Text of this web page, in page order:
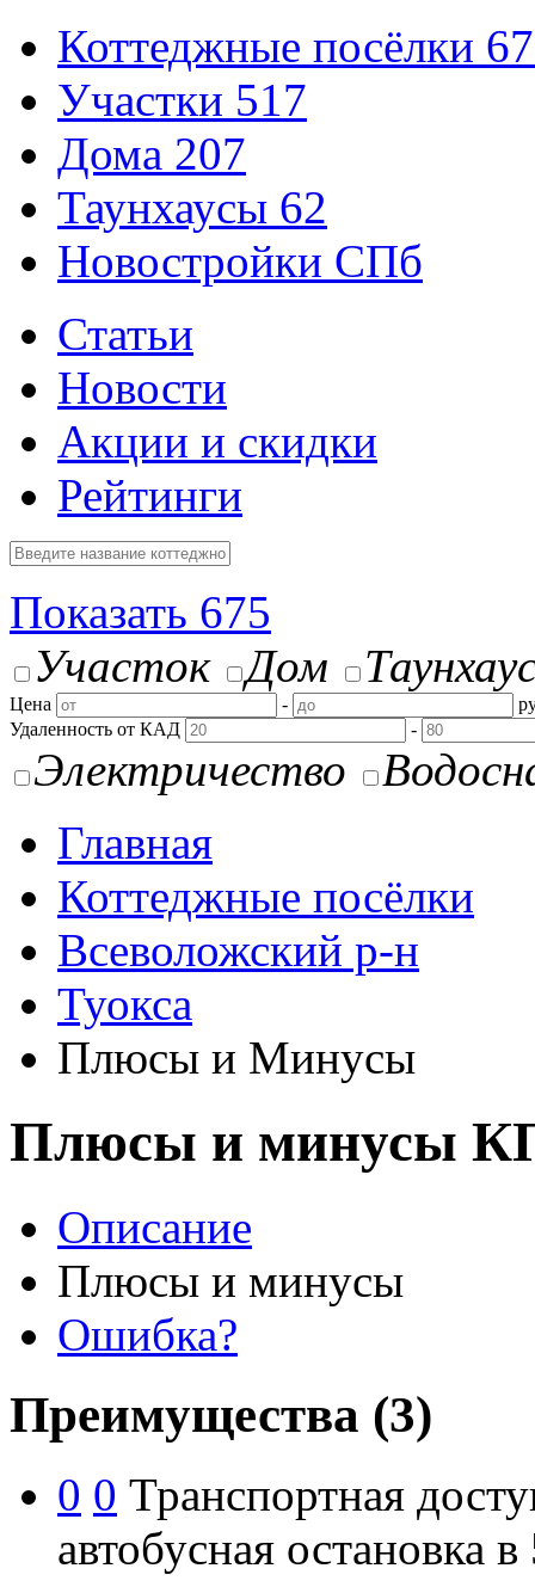
Коттеджные посёлки
Участки 517
Дома 207
Таунхаусы 62
Новостройки СПб
Статьи
Новости
Акции и скидки
Рейтинги
Показать 675
Участок
Дом
Цена -
Удаленность от КАД
-
Электричество
Главная
Коттеджные посёлки
Всеволожский р-н
Туокса
Плюсы и Минусы
Плюсы и минусы
Описание
Плюсы и минусы
Ошибка?
Преимущества (3)
0 0 Транспортная
автобусная остановка